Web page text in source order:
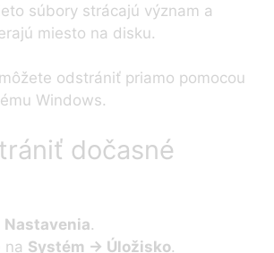
súbory strácajú význam a
miesto na disku.
odstrániť priamo pomocou
Windows.
dočasné
Nastavenia.
na Systém → Úložisko.